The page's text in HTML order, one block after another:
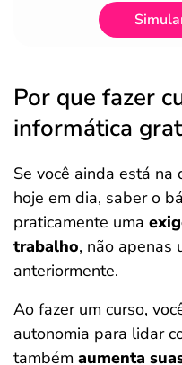
Por que fazer
informática
Se você ainda está
hoje em dia, saber o
praticamente uma
trabalho, não apenas
anteriormente.
Ao fazer um curso,
autonomia para lidar
também aumenta